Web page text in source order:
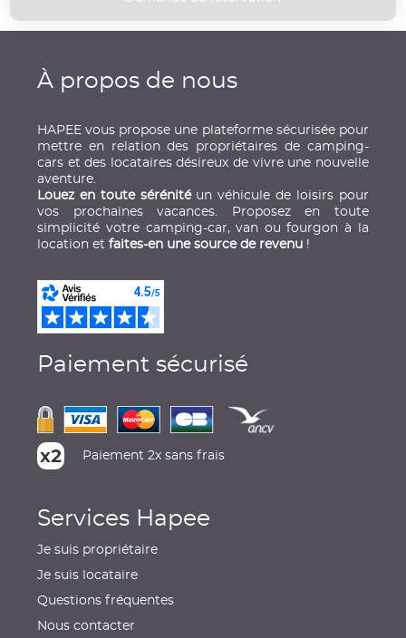
À propos de nous
HAPEE vous propose une plateforme sécurisée pour
mettre en relation des propriétaires de camping-
cars et des locataires désireux de vivre une nouvelle
aventure.
Louez en toute sérénitéun véhicule de loisirs pour
vos prochaines vacances. Proposez en toute
simplicité votre camping-car, van ou fourgon à la
location etfaites-en une source de revenu !
Paiement sécurisé
Paiement 2x sans frais
Services Hapee
Je suis propriétaire
Je suis locataire
Questions fréquentes
Nous contacter